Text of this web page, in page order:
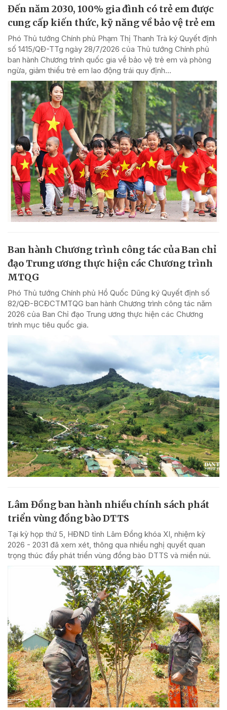
Đến năm 2030, 100% gia đình có trẻ em được
cung cấp kiến thức, kỹ năng về bảo vệ trẻ em
Phó Thủ tướng Chính phủ Phạm Thị Thanh Trà ký Quyết định
số 1415/QĐ-TTg ngày 28/7/2026 của Thủ tướng Chính phủ
ban hành Chương trình quốc gia về bảo vệ trẻ em và phòng
ngừa, giảm thiểu trẻ em lao động trái quy định...
Ban hành Chương trình công tác của Ban chỉ
đạo Trung ương thực hiện các Chương trình
MTQG
Phó Thủ tướng Chính phủ Hồ Quốc Dũng ký Quyết định số
82/QĐ-BCĐCTMTQG ban hành Chương trình công tác năm
2026 của Ban Chỉ đạo Trung ương thực hiện các Chương
trình mục tiêu quốc gia.
Lâm Đồng ban hành nhiều chính sách phát
triển vùng đồng bào DTTS
Tại kỳ họp thứ 5, HĐND tỉnh Lâm Đồng khóa XI, nhiệm kỳ
2026 - 2031 đã xem xét, thông qua nhiều nghị quyết quan
trọng thúc đẩy phát triển vùng đồng bào DTTS và miền núi.